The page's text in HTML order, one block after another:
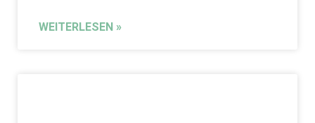
WEITERLESEN »